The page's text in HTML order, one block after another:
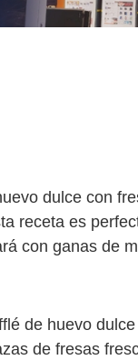
dulce con
receta es
con ganas de
de huevo
de fresas